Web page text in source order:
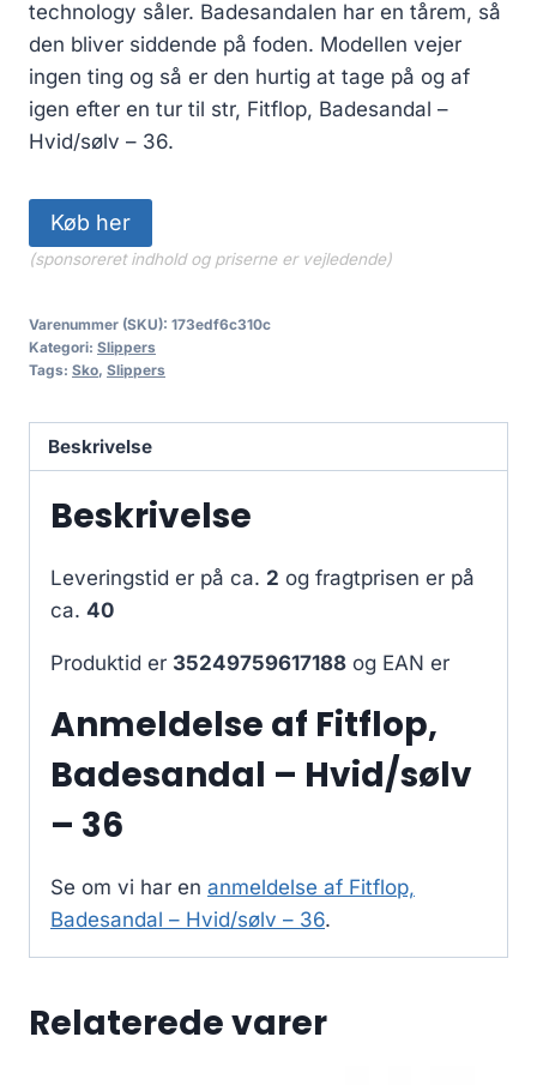
technology såler. Badesandalen har en tårem, så
den bliver siddende på foden. Modellen vejer
ingen ting og så er den hurtig at tage på og af
igen efter en tur til str, Fitflop, Badesandal –
Hvid/sølv – 36.
Køb her
(sponsoreret indhold og priserne er vejledende)
Varenummer (SKU): 173edf6c310c
Kategori: Slippers
Tags: Sko, Slippers
Beskrivelse
Beskrivelse
Leveringstid er på ca. 2 og fragtprisen er på
ca. 40
Produktid er 35249759617188 og EAN er
Anmeldelse af Fitflop,
Badesandal – Hvid/sølv
– 36
Se om vi har en anmeldelse af Fitflop,
Badesandal – Hvid/sølv – 36.
Relaterede varer